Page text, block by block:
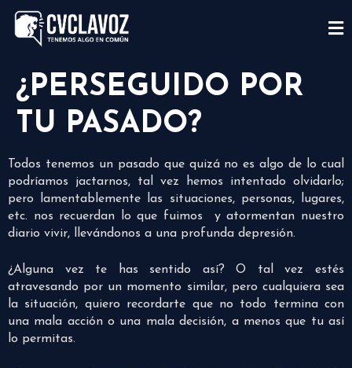
¿PERSEGUIDO POR
TU PASADO?
Todos tenemos un pasado que quizá no es algo de lo cual
podríamos jactarnos, tal vez hemos intentado olvidarlo;
pero lamentablemente las situaciones, personas, lugares,
etc. nos recuerdan lo que fuimos y atormentan nuestro
diario vivir, llevándonos a una profunda depresión.
¿Alguna vez te has sentido así? O tal vez estés
atravesando por un momento similar, pero cualquiera sea
la situación, quiero recordarte que no todo termina con
una mala acción o una mala decisión, a menos que tu así
lo permitas.